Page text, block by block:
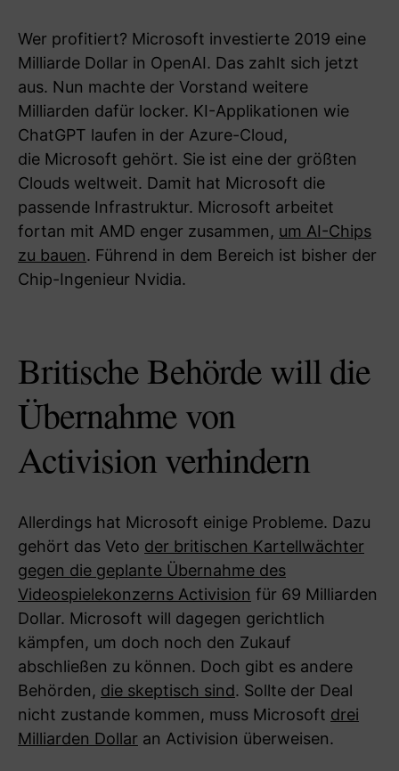
Wer profitiert? Microsoft investierte 2019 eine
Milliarde Dollar in OpenAI. Das zahlt sich jetzt
aus. Nun machte der Vorstand weitere
Milliarden dafür locker. KI-Applikationen wie
ChatGPT laufen in der Azure-Cloud,
die Microsoft gehört. Sie ist eine der größten
Clouds weltweit. Damit hat Microsoft die
passende Infrastruktur. Microsoft arbeitet
fortan mit AMD enger zusammen, um AI-Chips
zu bauen. Führend in dem Bereich ist bisher der
Chip-Ingenieur Nvidia.
Britische Behörde will die
Übernahme von
Activision verhindern
Allerdings hat Microsoft einige Probleme. Dazu
gehört das Veto der britischen Kartellwächter
gegen die geplante Übernahme des
Videospielekonzerns Activision für 69 Milliarden
Dollar. Microsoft will dagegen gerichtlich
kämpfen, um doch noch den Zukauf
abschließen zu können. Doch gibt es andere
Behörden, die skeptisch sind. Sollte der Deal
nicht zustande kommen, muss Microsoft drei
Milliarden Dollar an Activision überweisen.